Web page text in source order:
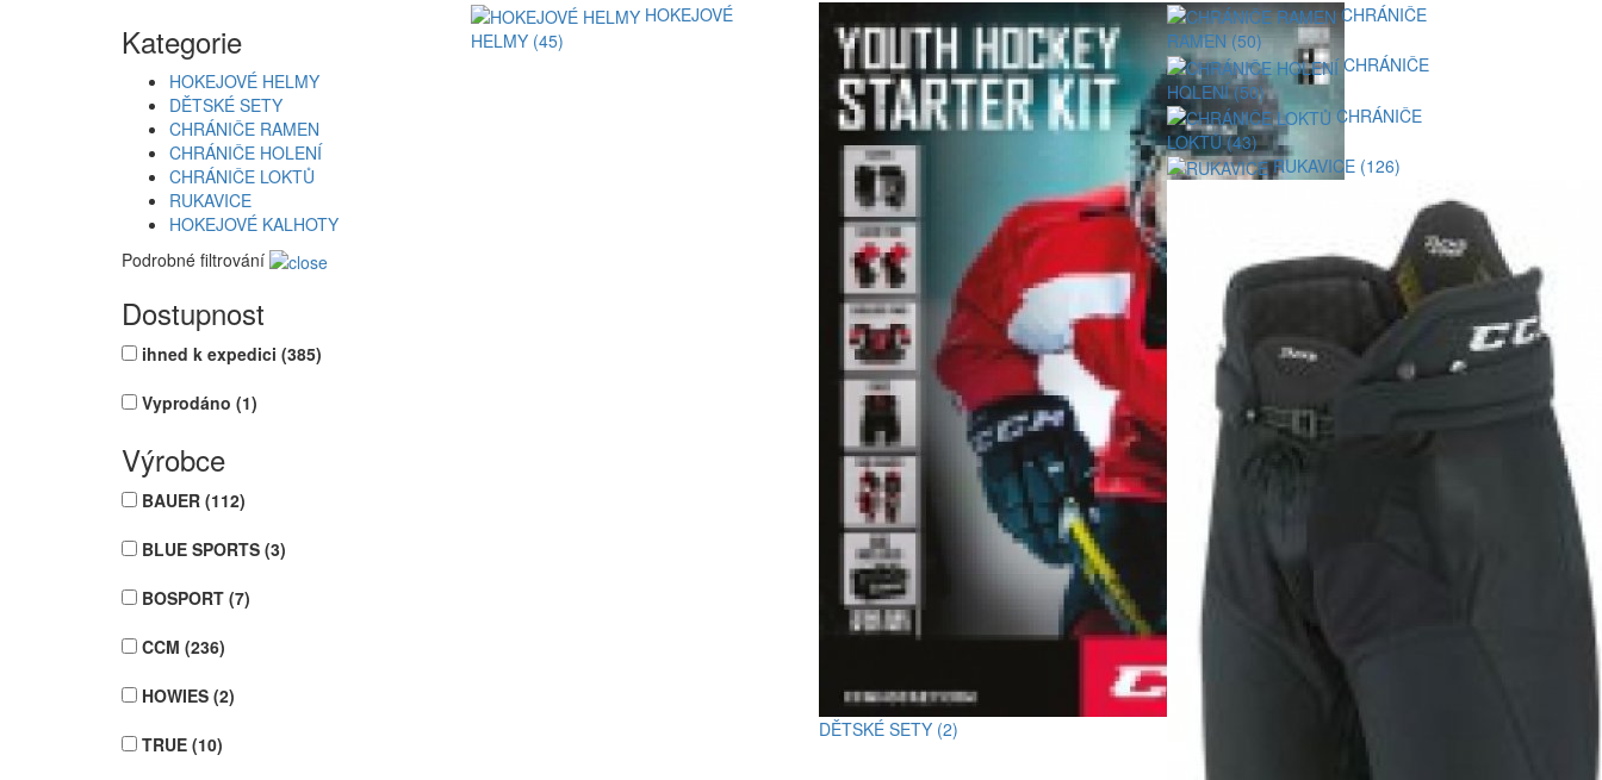
Kategorie
HOKEJOVÉ HELMY
DĚTSKÉ SETY
CHRÁNIČE RAMEN
CHRÁNIČE HOLENÍ
CHRÁNIČE LOKTŮ
RUKAVICE
HOKEJOVÉ KALHOTY
Podrobné filtrování
Dostupnost
ihned k expedici (385)
Vyprodáno (1)
Výrobce
BAUER (112)
BLUE SPORTS (3)
BOSPORT (7)
CCM (236)
HOWIES (2)
TRUE (10)
HOKEJOVÉ
HELMY (45)
DĚTSKÉ SETY (2)
CHRÁNIČE
RAMEN (50)
CHRÁNIČE
HOLENÍ (50)
CHRÁNIČE
LOKTŮ (43)
RUKAVICE (126)